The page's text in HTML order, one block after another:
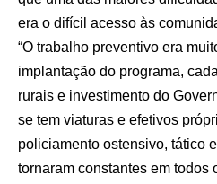
era o difícil acesso às
“O trabalho preventivo era
implantação do programa,
rurais e investimento do
se tem viaturas e efetivos
policiamento ostensivo, tático
tornaram constantes em todos